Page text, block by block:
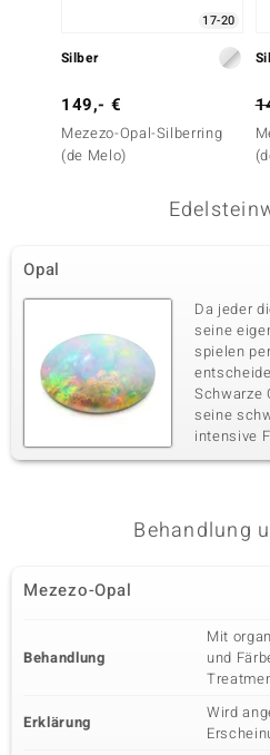
17-20
Silber
149,- €
Mezezo-Opal-Silberring
(de Melo)
Opal
Da jeder
seine
spielen
Schwarze
seine
intensive
Behandlung
Mezezo-Opal
Behandlung
Mit
und
Erklärung
Wird